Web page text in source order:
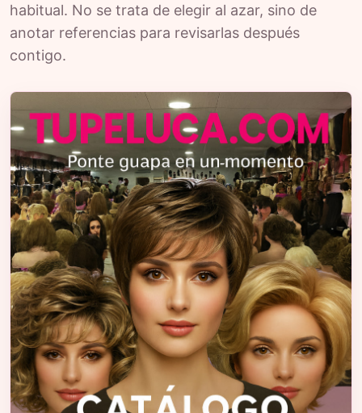
habitual. No se trata de elegir al azar, sino de
anotar referencias para revisarlas después
contigo.